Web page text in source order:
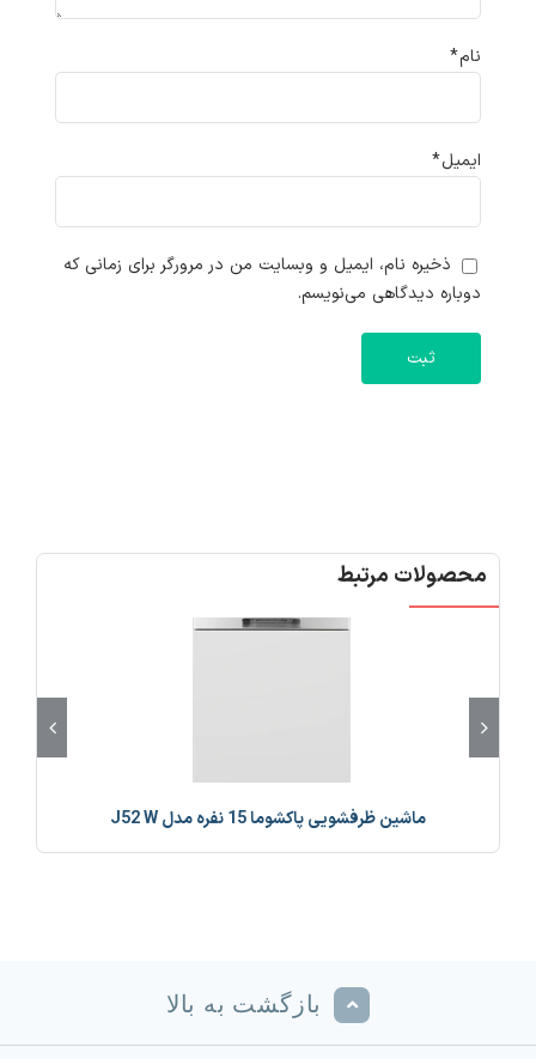
نام*
ایمیل*
ذخیره نام، ایمیل و وبسایت من در مرورگر برای زمانی که
دوباره دیدگاهی می‌نویسم.
محصولات مرتبط
ماشين ظرفشویی پاکشوما 15 نفره مدل J52 W
بازگشت به بالا